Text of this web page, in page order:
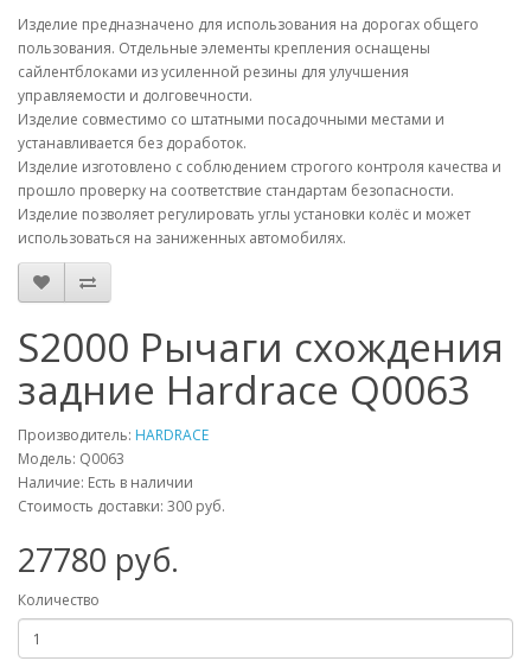
Изделие предназначено для использования на дорогах общего
пользования. Отдельные элементы крепления оснащены
сайлентблоками из усиленной резины для улучшения
управляемости и долговечности.
Изделие совместимо со штатными посадочными местами и
устанавливается без доработок.
Изделие изготовлено с соблюдением строгого контроля качества и
прошло проверку на соответствие стандартам безопасности.
Изделие позволяет регулировать углы установки колёс и может
использоваться на заниженных автомобилях.
S2000 Рычаги схождения
задние Hardrace Q0063
Производитель: HARDRACE
Модель: Q0063
Наличие: Есть в наличии
Стоимость доставки: 300 руб.
27780 руб.
Количество